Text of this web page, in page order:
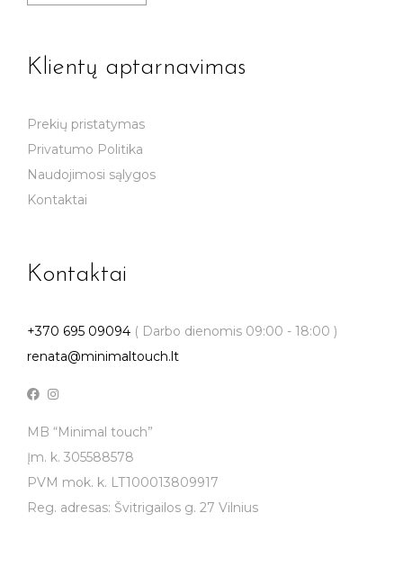
Klientų aptarnavimas
Prekių pristatymas
Privatumo Politika
Naudojimosi sąlygos
Kontaktai
Kontaktai
+370 695 09094 ( Darbo dienomis 09:00 - 18:00 )
renata@minimaltouch.lt
MB “Minimal touch”
Įm. k. 305588578
PVM mok. k. LT100013809917
Reg. adresas: Švitrigailos g. 27 Vilnius